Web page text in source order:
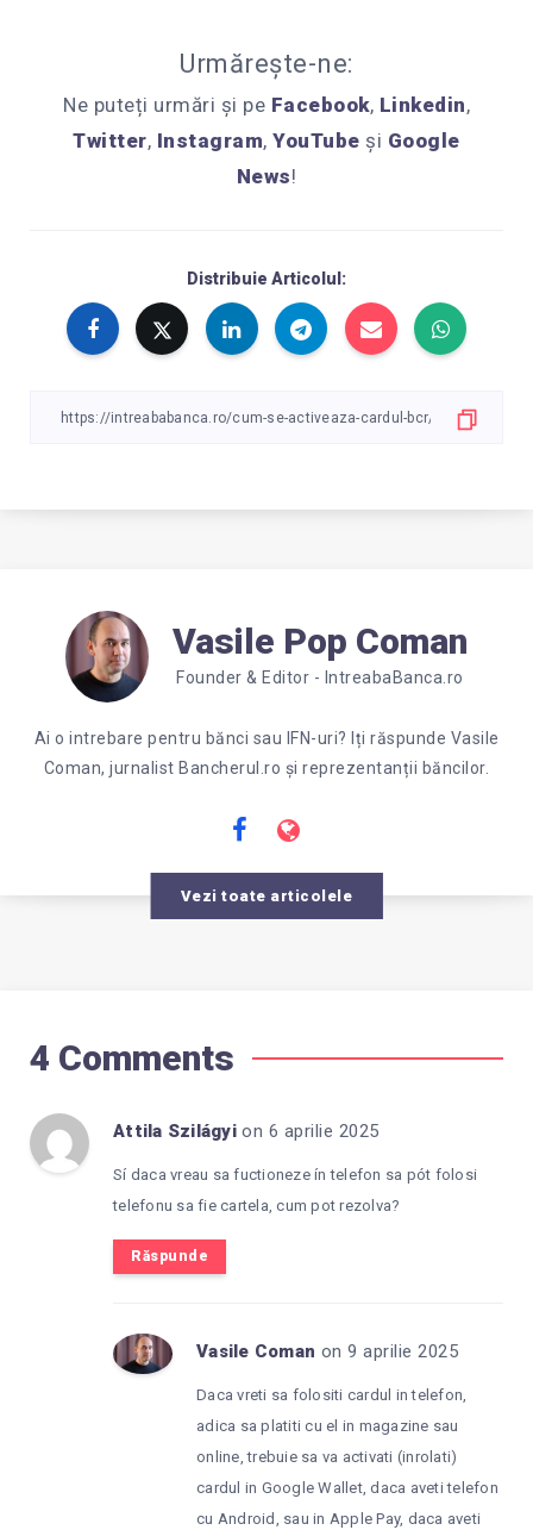
Urmărește-ne:
Ne puteți urmări și pe Facebook, Linkedin,
Twitter, Instagram,YouTube și Google
News!
Distribuie Articolul:
Vasile Pop Coman
Founder & Editor - IntreabaBanca.ro
Ai o intrebare pentru bănci sau IFN-uri? Iți răspunde Vasile
Coman, jurnalist Bancherul.ro și reprezentanții băncilor.
Vezi toate articolele
4 Comments
Attila Szilágyi on 6 aprilie 2025
Sí daca vreau sa fuctioneze ín telefon sa pót folosi
telefonu sa fie cartela, cum pot rezolva?
Răspunde
Vasile Coman on 9 aprilie 2025
Daca vreti sa folositi cardul in telefon,
adica sa platiti cu el in magazine sau
online, trebuie sa va activati (inrolati)
cardul in Google Wallet, daca aveti telefon
cu Android, sau in Apple Pay, daca aveti